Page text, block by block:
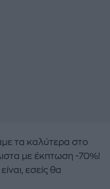
τα καλύτερα στο
με έκπτωση -70%!
εσείς θα